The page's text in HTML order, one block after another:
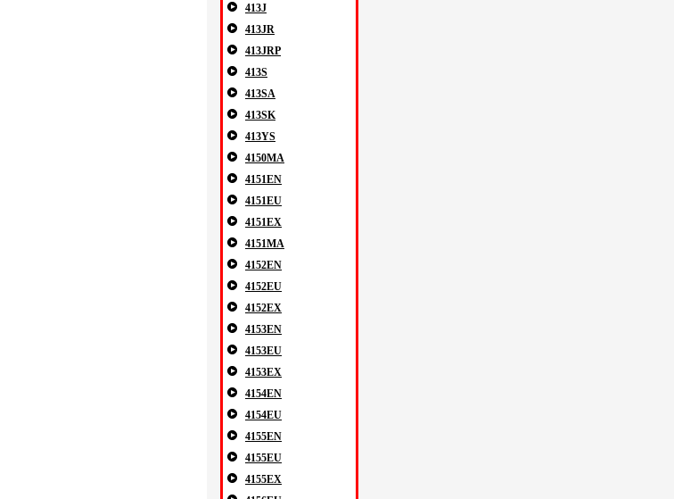
413J
413JR
413JRP
413S
413SA
413SK
413YS
4150MA
4151EN
4151EU
4151EX
4151MA
4152EN
4152EU
4152EX
4153EN
4153EU
4153EX
4154EN
4154EU
4155EN
4155EU
4155EX